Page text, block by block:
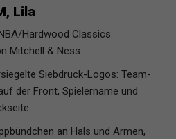
Lila
Hardwood Classics
Mitchell & Ness.
Siebdruck-Logos: Team-
der Front, Spielername und
an Hals und Armen,